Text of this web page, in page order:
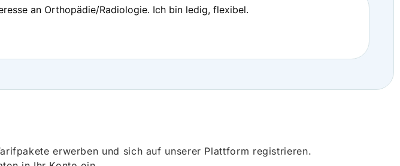
an Orthopädie/Radiologie. Ich bin ledig, flexibel.
erwerben und sich auf unserer Plattform registrieren.